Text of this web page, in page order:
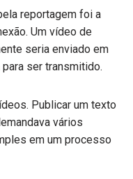
reportagem foi a
Um vídeo de
seria enviado em
ser transmitido.
Publicar um texto
vários
em um processo